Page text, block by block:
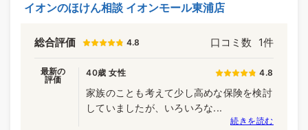
イオンのほけん相談 イオンモール東浦店
総合評価 4.8 口コミ数 1件
最新の
評価
40歳 女性 4.8
家族のことも考えて少し高めな保険を検討
していましたが、いろいろな...
続きを読む